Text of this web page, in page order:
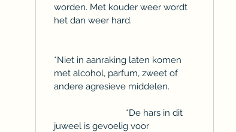
worden. Met kouder weer wordt
het dan weer hard.
*Niet in aanraking laten komen
met alcohol, parfum, zweet of
andere agresieve middelen.
*De hars in dit
juweel is gevoelig voor